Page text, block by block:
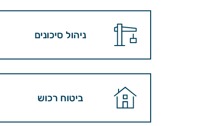
ניהול סיכונים
ביטוח רכוש